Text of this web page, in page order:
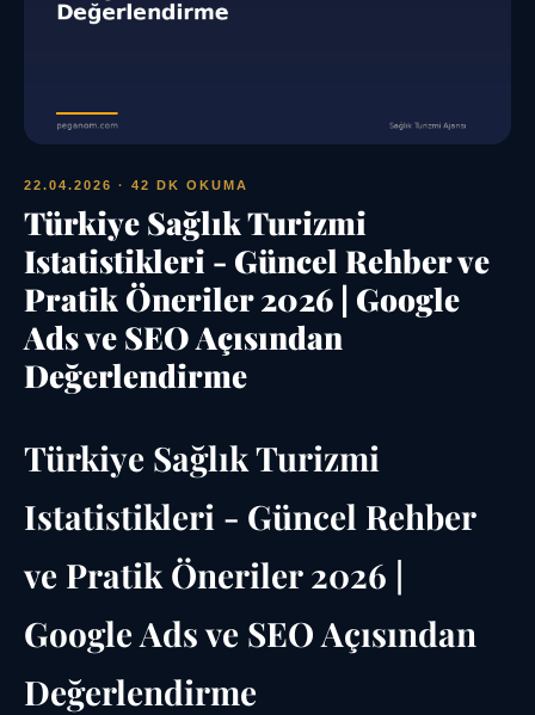
22.04.2026 · 42 DK OKUMA
Türkiye Sağlık Turizmi
Istatistikleri - Güncel Rehber ve
Pratik Öneriler 2026 | Google
Ads ve SEO Açısından
Değerlendirme
Türkiye Sağlık Turizmi
Istatistikleri - Güncel Rehber
ve Pratik Öneriler 2026 |
Google Ads ve SEO Açısından
Değerlendirme